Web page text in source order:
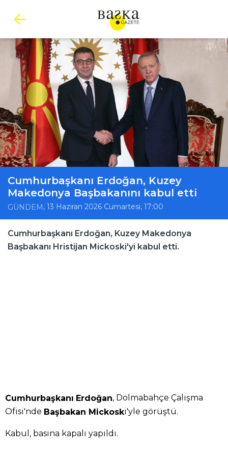
Cumhurbaşkanı Erdoğan, Kuzey
Makedonya Başbakanını kabul etti
GÜNDEM , 13 Haziran 2026 Cumartesi, 17:00
Cumhurbaşkanı Erdoğan, Kuzey Makedonya
Başbakanı Hristijan Mickoski'yi kabul etti.
Cumhurbaşkanı Erdoğan, Dolmabahçe Çalışma
Ofisi'nde Başbakan Mickoski'yle görüştü.
Kabul, basına kapalı yapıldı.